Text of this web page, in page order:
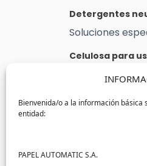
Bienvenida/o a la información básica
entidad:
PAPEL AUTOMATIC S.A.
Detergentes
Soluciones
Celulosa para
Cajas de tisús
Desinfectantes
Mascarillas de